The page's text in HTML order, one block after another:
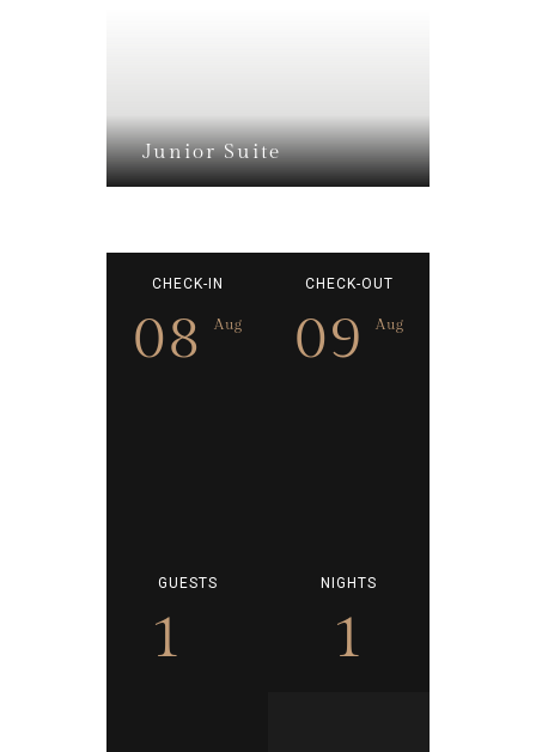
Junior Suite
CHECK-IN
08 Aug
CHECK-OUT
09 Aug
GUESTS
1
NIGHTS
1